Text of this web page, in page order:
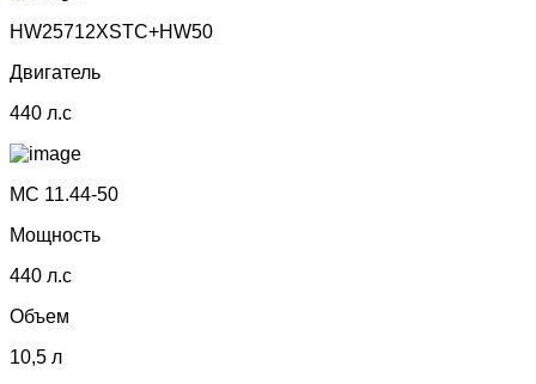
НW25712ХSТС+НW50
Двигатель
440 л.с
МС 11.44-50
Мощность
440 л.с
Объем
10,5 л